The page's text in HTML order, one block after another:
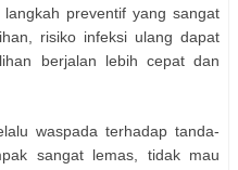
preventif yang sangat
risiko infeksi ulang dapat
berjalan lebih cepat dan
waspada terhadap tanda-
sangat lemas, tidak mau